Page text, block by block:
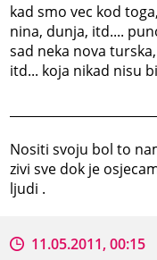
kad smo vec kod
nina, dunja, itd....
sad neka nova
itd... koja nikad nisu
Nositi svoju bol to
zivi sve dok je
ljudi .
11.05.2011, 00:15